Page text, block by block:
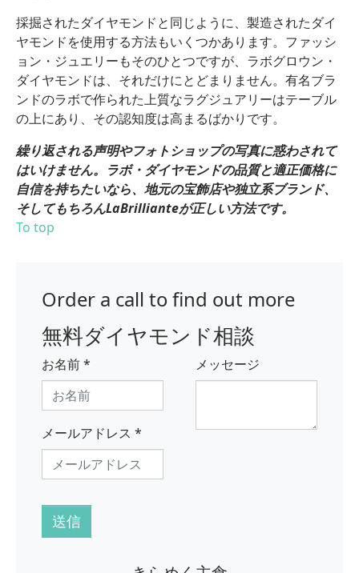
採掘されたダイヤモンドと同じように、製造されたダイ
ヤモンドを使用する方法もいくつかあります。ファッシ
ョン・ジュエリーもそのひとつですが、ラボグロウン・
ダイヤモンドは、それだけにとどまりません。有名ブラ
ンドのラボで作られた上質なラグジュアリーはテーブル
の上にあり、その認知度は高まるばかりです。
繰り返される声明やフォトショップの写真に惑わされて
はいけません。ラボ・ダイヤモンドの品質と適正価格に
自信を持ちたいなら、地元の宝飾店や独立系ブランド、
そしてもちろんLaBrillianteが正しい方法です。
To top
Order a call to find out more
無料ダイヤモンド相談
お名前*
メールアドレス *
メッセージ
送信